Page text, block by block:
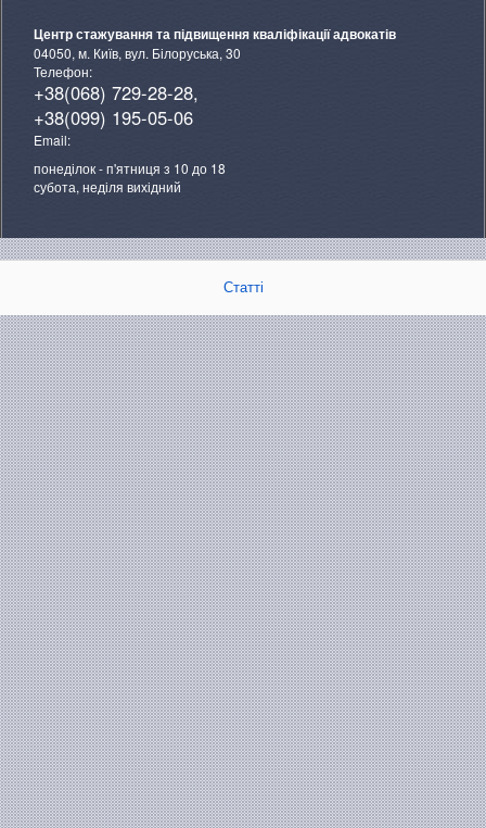
Центр стажування та підвищення кваліфікації адвокатів
04050, м. Київ, вул. Білоруська, 30
Телефон:
+38(068) 729-28-28,
+38(099) 195-05-06
Email:
понеділок - п'ятниця з 10 до 18
субота, неділя вихідний
Статті